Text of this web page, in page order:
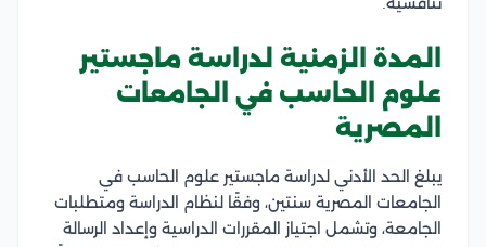
المدة الزمنية لدراسة ماجستير
علوم الحاسب في الجامعات
المصرية
يبلغ الحد الأدني لدراسة ماجستير علوم الحاسب في
الجامعات المصرية سنتين، وفقًا لنظام الدراسة ومتطلبات
الجامعة، وتشمل اجتياز المقررات الدراسية وإعداد الرسالة